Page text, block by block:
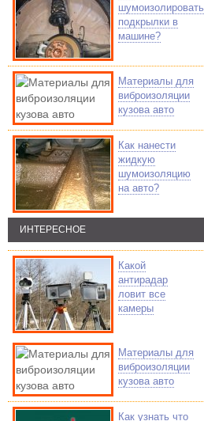
шумоизолировать
подкрылки в
машине?
Материалы для
виброизоляции
кузова авто
Как нанести
жидкую
шумоизоляцию
на авто?
ИНТЕРЕСНОЕ
Какой
антирадар
ловит все
камеры
Материалы для
виброизоляции
кузова авто
Как узнать что